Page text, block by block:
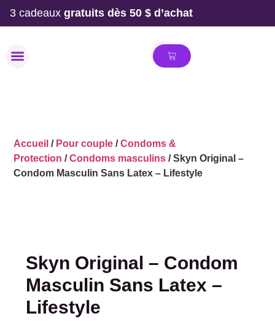
3 cadeaux gratuits dès 50 $ d’achat
Accueil / Pour couple /Condoms &
Protection /Condoms masculins / Skyn Original –
Condom Masculin Sans Latex – Lifestyle
Skyn Original – Condom
Masculin Sans Latex –
Lifestyle